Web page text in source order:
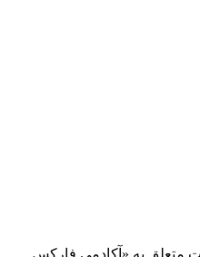
متعلق به «آکادمی فارکس